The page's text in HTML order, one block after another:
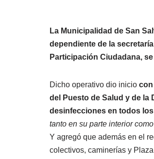
La Municipalidad de San
dependiente de la
Participación Ciudadana,
Dicho operativo dio inicio con
del Puesto de Salud y de la
desinfecciones en todos
tanto en su parte interior
Y agregó que además en el
colectivos, caminerías y